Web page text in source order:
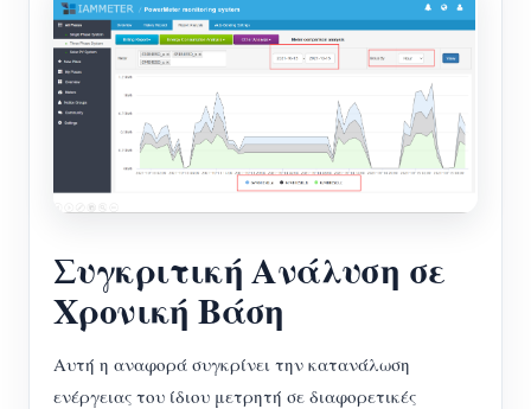
Συγκριτική Ανάλυση σε
Χρονική Βάση
Αυτή η αναφορά συγκρίνει την κατανάλωση
ενέργειας του ίδιου μετρητή σε διαφορετικές